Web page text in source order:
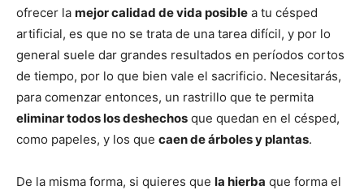
ofrecer la mejor calidad de vida posible a tu césped
artificial, es que no se trata de una tarea difícil, y por lo
general suele dar grandes resultados en períodos cortos
de tiempo, por lo que bien vale el sacrificio. Necesitarás,
para comenzar entonces, un rastrillo que te permita
eliminar todos los deshechos que quedan en el césped,
como papeles, y los que caen de árboles y plantas.
De la misma forma, si quieres que la hierba que forma el